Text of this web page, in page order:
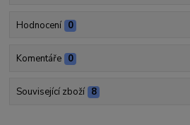
Hodnocení 0
Komentáře 0
Související zboží 8